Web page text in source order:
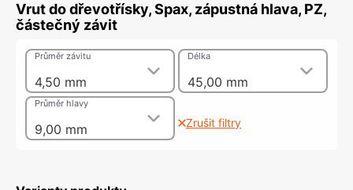
Vrut do dřevotřísky, Spax, zápustná hlava, PZ,
částečný závit
4,50 mm
Průměr závitu
45,00 mm
Délka
9,00 mm
Průměr hlavy
Zrušit filtry